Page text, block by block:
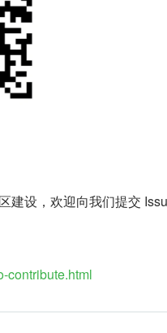
建设，欢迎向我们提交
contribute.html